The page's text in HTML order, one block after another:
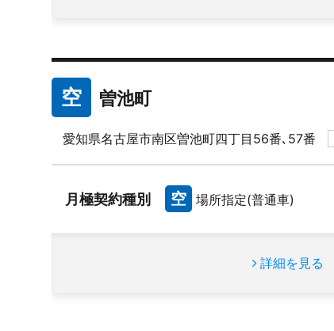
空 曽池町
愛知県名古屋市南区曽池町四丁目56番､57番
月極契約種別 空 場所指定(普通車)
詳細を見る